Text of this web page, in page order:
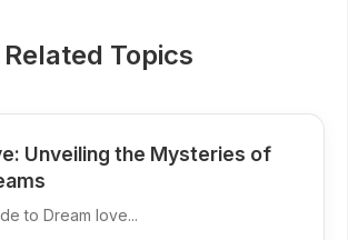
Related Topics
Unveiling the Mysteries of
to Dream love...